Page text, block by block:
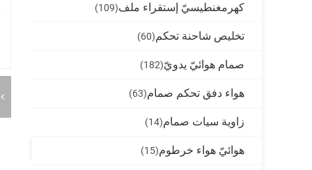
كهرمغنطيسيّ إستقراء ملف(109)
تخليص شاحنة تحكم(60)
صمام هوائيّ يدويّ(182)
هواء دفق تحكم صمام(63)
زاوية سيات صمام(14)
هوائيّ هواء خرطوم(15)